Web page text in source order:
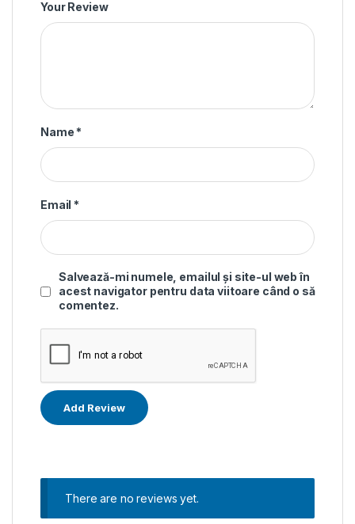
Your Review
Name *
Email *
Salvează-mi numele, emailul și site-ul web în
acest navigator pentru data viitoare când o să
comentez.
There are no reviews yet.